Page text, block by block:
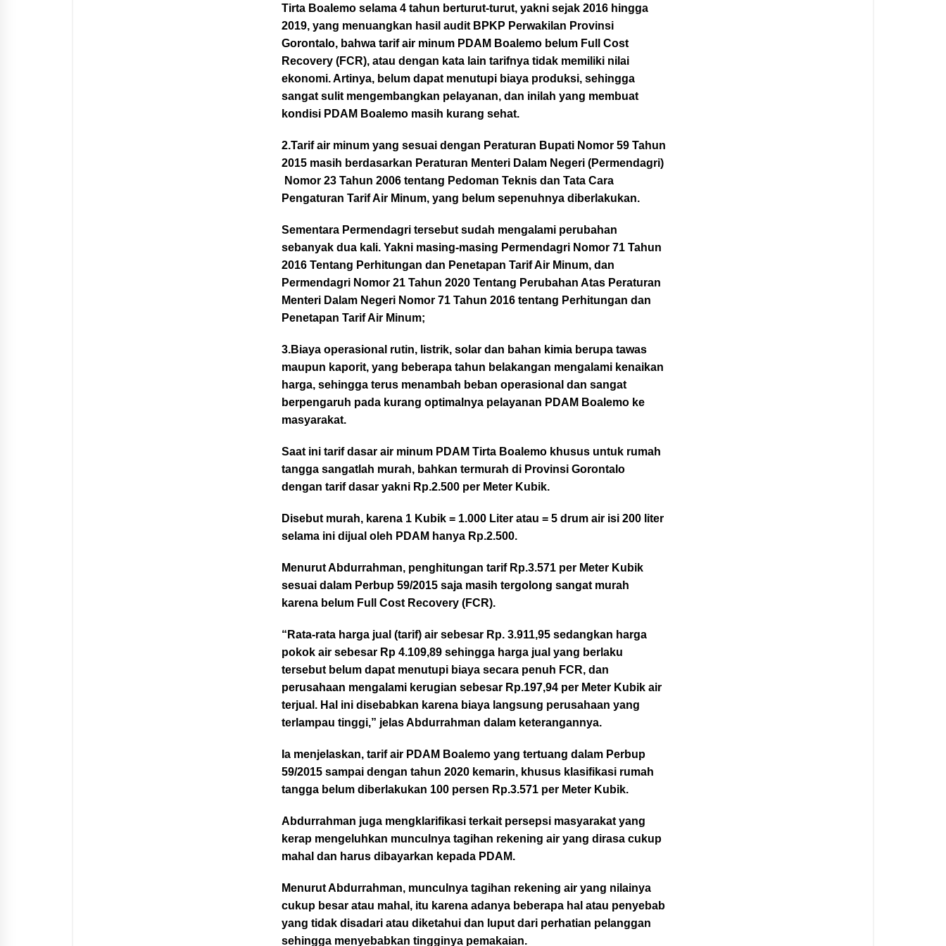
Tirta Boalemo selama 4 tahun berturut-turut, yakni sejak 2016 hingga
2019, yang menuangkan hasil audit BPKP Perwakilan Provinsi
Gorontalo, bahwa tarif air minum PDAM Boalemo belum Full Cost
Recovery (FCR), atau dengan kata lain tarifnya tidak memiliki nilai
ekonomi. Artinya, belum dapat menutupi biaya produksi, sehingga
sangat sulit mengembangkan pelayanan, dan inilah yang membuat
kondisi PDAM Boalemo masih kurang sehat.
2.Tarif air minum yang sesuai dengan Peraturan Bupati Nomor 59 Tahun
2015 masih berdasarkan Peraturan Menteri Dalam Negeri (Permendagri)
Nomor 23 Tahun 2006 tentang Pedoman Teknis dan Tata Cara
Pengaturan Tarif Air Minum, yang belum sepenuhnya diberlakukan.
Sementara Permendagri tersebut sudah mengalami perubahan
sebanyak dua kali. Yakni masing-masing Permendagri Nomor 71 Tahun
2016 Tentang Perhitungan dan Penetapan Tarif Air Minum, dan
Permendagri Nomor 21 Tahun 2020 Tentang Perubahan Atas Peraturan
Menteri Dalam Negeri Nomor 71 Tahun 2016 tentang Perhitungan dan
Penetapan Tarif Air Minum;
3.Biaya operasional rutin, listrik, solar dan bahan kimia berupa tawas
maupun kaporit, yang beberapa tahun belakangan mengalami kenaikan
harga, sehingga terus menambah beban operasional dan sangat
berpengaruh pada kurang optimalnya pelayanan PDAM Boalemo ke
masyarakat.
Saat ini tarif dasar air minum PDAM Tirta Boalemo khusus untuk rumah
tangga sangatlah murah, bahkan termurah di Provinsi Gorontalo
dengan tarif dasar yakni Rp.2.500 per Meter Kubik.
Disebut murah, karena 1 Kubik = 1.000 Liter atau = 5 drum air isi 200 liter
selama ini dijual oleh PDAM hanya Rp.2.500.
Menurut Abdurrahman, penghitungan tarif Rp.3.571 per Meter Kubik
sesuai dalam Perbup 59/2015 saja masih tergolong sangat murah
karena belum Full Cost Recovery (FCR).
“Rata-rata harga jual (tarif) air sebesar Rp. 3.911,95 sedangkan harga
pokok air sebesar Rp 4.109,89 sehingga harga jual yang berlaku
tersebut belum dapat menutupi biaya secara penuh FCR, dan
perusahaan mengalami kerugian sebesar Rp.197,94 per Meter Kubik air
terjual. Hal ini disebabkan karena biaya langsung perusahaan yang
terlampau tinggi,” jelas Abdurrahman dalam keterangannya.
Ia menjelaskan, tarif air PDAM Boalemo yang tertuang dalam Perbup
59/2015 sampai dengan tahun 2020 kemarin, khusus klasifikasi rumah
tangga belum diberlakukan 100 persen Rp.3.571 per Meter Kubik.
Abdurrahman juga mengklarifikasi terkait persepsi masyarakat yang
kerap mengeluhkan munculnya tagihan rekening air yang dirasa cukup
mahal dan harus dibayarkan kepada PDAM.
Menurut Abdurrahman, munculnya tagihan rekening air yang nilainya
cukup besar atau mahal, itu karena adanya beberapa hal atau penyebab
yang tidak disadari atau diketahui dan luput dari perhatian pelanggan
sehingga menyebabkan tingginya pemakaian.